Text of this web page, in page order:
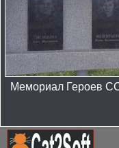
Мемориал Героев